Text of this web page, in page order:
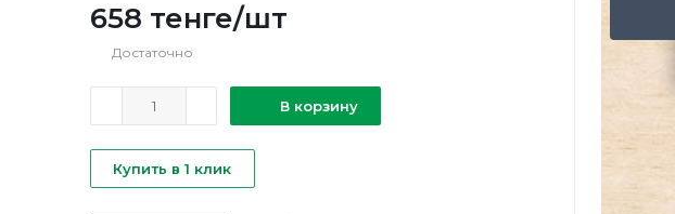
658 тенге/шт
Достаточно
В корзину
Купить в 1 клик